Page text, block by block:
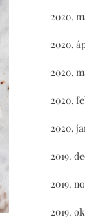
2020.
2020.
2020.
2020.
2020.
2019.
2019.
2019.